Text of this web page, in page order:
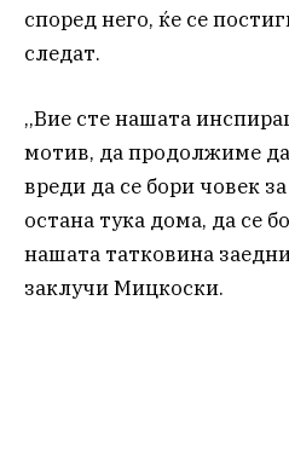
според него, ќе се
следат.
,,Вие сте нашата
мотив, да продолжиме да
вреди да се бори човек
остана тука дома, да се
нашата татковина
заклучи Мицкоски.